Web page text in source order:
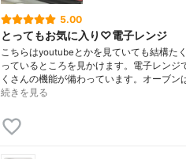
5.00
とってもお気に入り♡電子レンジ
こちらはyoutubeとかを見ていても結構た
っているところを見かけます。電子レンジ
くさんの機能が備わっています。オーブン
続きを見る